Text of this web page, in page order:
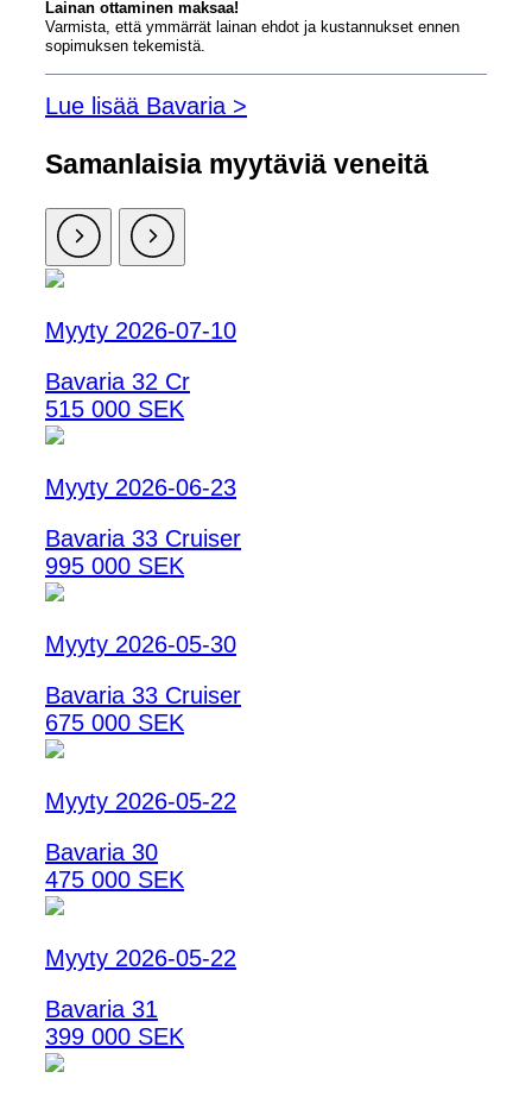
Lainan ottaminen maksaa!
Varmista, että ymmärrät lainan ehdot ja kustannukset ennen
sopimuksen tekemistä.
Lue lisää Bavaria >
Samanlaisia ​​myytäviä veneitä
Myyty 2026-07-10
Bavaria 32 Cr
515 000 SEK
Myyty 2026-06-23
Bavaria 33 Cruiser
995 000 SEK
Myyty 2026-05-30
Bavaria 33 Cruiser
675 000 SEK
Myyty 2026-05-22
Bavaria 30
475 000 SEK
Myyty 2026-05-22
Bavaria 31
399 000 SEK